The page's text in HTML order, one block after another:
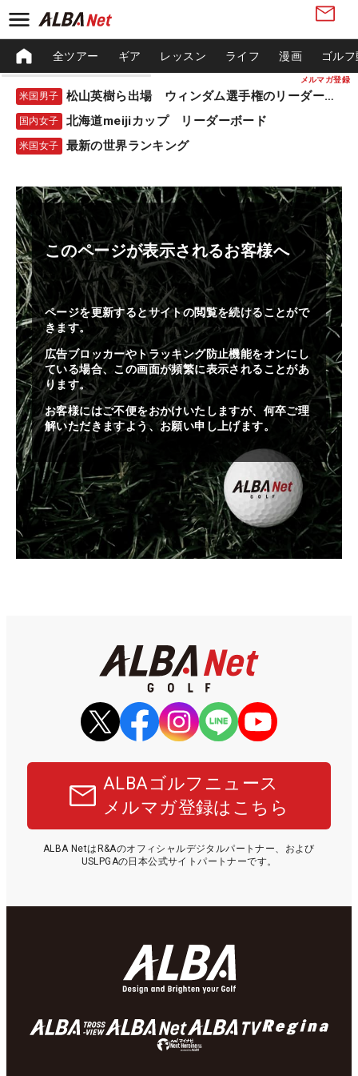
メルマガ登録
全ツアー ギア レッスン ライフ 漫画 ゴル
米国男子 松山英樹ら出場 ウィンダム選手権のリーダーボード
国内女子 北海道meijiカップ リーダーボード
米国女子 最新の世界ランキング
このページが表示されるお客様へ
ページを更新するとサイトの閲覧を続けることがで
きます。
広告ブロッカーやトラッキング防止機能をオンにし
ている場合、この画面が頻繁に表示されることがあ
ります。
お客様にはご不便をおかけいたしますが、何卒ご理
解いただきますよう、お願い申し上げます。
ALBAゴルフニュース
メルマガ登録はこちら
ALBA NetはR&Aのオフィシャルデジタルパートナー、および
USLPGAの日本公式サイトパートナーです。